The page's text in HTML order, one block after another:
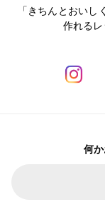
「きちんとおい
作れるレ
何